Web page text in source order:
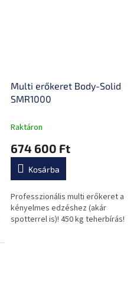
Multi erőkeret Body-Solid
SMR1000
Raktáron
674 600 Ft
Kosárba
Professzionális multi erőkeret a
kényelmes edzéshez (akár
spotterrel is)! 450 kg teherbírás!